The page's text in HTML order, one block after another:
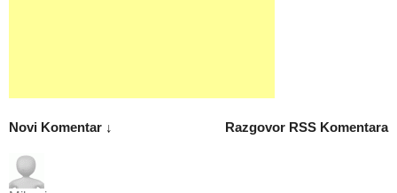
Razgovor RSS Komentara
Novi Komentar ↓